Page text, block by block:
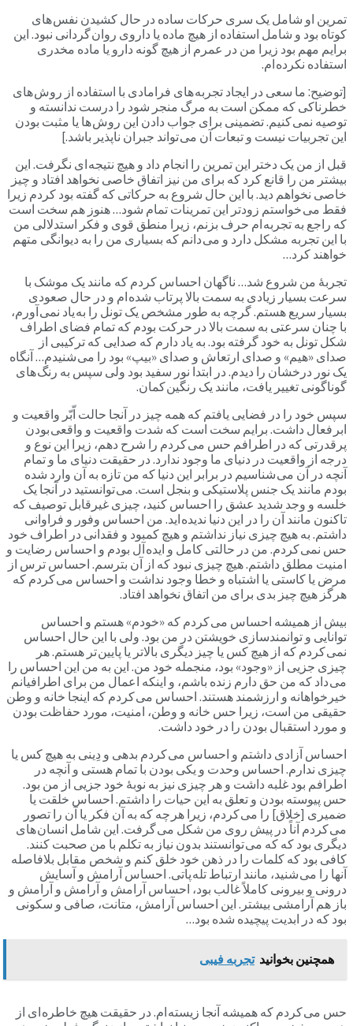
تمرین او شامل یک سری حرکات ساده در حال کشیدن نفس های
کوتاه بود و شامل استفاده از هیچ ماده یا داروی روان گردانی نبود. این
برایم مهم بود زیرا من در عمرم از هیچ گونه دارو یا ماده مخدری
استفاده نکرده ام.
[توضیح: ما سعی در ایجاد تجربه های فرامادی با استفاده از روش های
خطرناکی که ممکن است به مرگ منجر شود را درست ندانسته و
توصیه نمی کنیم. تضمینی برای جواب دادن این روش ها یا مثبت بودن
این تجربیات نیست و تبعات آن می تواند جبران ناپذیر باشد.]
قبل از من یک دختر این تمرین را انجام داد و هیچ نتیجه ای نگرفت. این
بیشتر من را قانع کرد که برای من نیز اتفاق خاصی نخواهد افتاد و چیز
خاصی نخواهم دید. با این حال شروع به حرکاتی که گفته بود کردم زیرا
فقط می خواستم زودتر این تمرینات تمام شود… هنوز هم سخت است
که راجع به تجربه ام حرف بزنم، زیرا منطق قوی و فکر استدلالی من
با این تجربه مشکل دارد و می دانم که بسیاری من را به دیوانگی متهم
خواهند کرد…
تجربۀ من شروع شد… ناگهان احساس کردم که مانند یک موشک با
سرعت بسیار زیادی به سمت بالا پرتاب شده ام و در حال صعودی
بسیار سریع هستم. گرچه به طور مشخص یک تونل را به یاد نمی آورم،
با چنان سرعتی به سمت بالا در حرکت بودم که تمام فضای اطراف
شکل تونل به خود گرفته بود. به یاد دارم که صدایی که ترکیبی از
صدای «هیم» و صدای ارتعاش و صدای «بیپ» بود را می شنیدم… آنگاه
یک نور درخشان را دیدم. در ابتدا نور سفید بود ولی سپس به رنگ های
گوناگونی تغییر یافت، مانند یک رنگین کمان.
سپس خود را در فضایی یافتم که همه چیز در آنجا حالت اّبّر واقعیت و
ابر فعال داشت. برایم سخت است که شدت واقعیت و واقعی بودن
پرقدرتی که در اطرافم حس می کردم را شرح دهم، زیرا این نوع و
درجه از واقعیت در دنیای ما وجود ندارد. در حقیقت دنیای ما و تمام
آنچه در آن می شناسیم در برابر این دنیا که من تازه به آن وارد شده
بودم مانند یک جنس پلاستیکی و بنجل است. می توانستید در آنجا یک
خلسه و وجد شدید عشق را احساس کنید، چیزی غیرقابل توصیف که
تاکنون مانند آن را در این دنیا ندیده اید. من احساس وفور و فراوانی
داشتم. به هیچ چیزی نیاز نداشتم و هیچ کمبود و فقدانی در اطراف خود
حس نمی کردم. من در حالتی کامل و ایده آل بودم و احساس رضایت و
امنیت مطلق داشتم. هیچ چیزی نبود که از آن بترسم. احساس ترس از
مرض یا کاستی یا اشتباه و خطا وجود نداشت و احساس می کردم که
هرگز هیچ چیز بدی برای من اتفاق نخواهد افتاد.
بیش از همیشه احساس می کردم که «خودم» هستم و احساس
توانایی و توانمندسازی خویشتن در من بود. ولی با این حال احساس
نمی کردم که از هیچ کس یا چیز دیگری بالاتر یا پایین تر هستم. هر
چیزی جزیی از «وجود» بود، منجمله خود من. این به من این احساس را
می داد که من حق دارم زنده باشم، و اینکه اعمال من برای اطرافیانم
خیرخواهانه و ارزشمند هستند. احساس می کردم که اینجا خانه و وطن
حقیقی من است، زیرا حس خانه و وطن، امنیت، مورد حفاظت بودن
و مورد استقبال بودن را در خود داشت.
احساس آزادی داشتم و احساس می کردم بدهی و دِینی به هیچ کس یا
چیزی ندارم. احساس وحدت و یکی بودن با تمام هستی و آنچه در
اطرافم بود غلبه داشت و هر چیزی نیز به نوبۀ خود جزیی از من بود.
حس پیوسته بودن و تعلق به این حیات را داشتم. احساس خلقت یا
ضمیری [خلاق] را می کردم، زیرا هر چه که به آن فکر یا آن را تصور
می کردم آناً در پیش روی من شکل می گرفت. این شامل انسان های
دیگری بود که که می توانستند بدون نیاز به تکلم با من صحبت کنند.
کافی بود که کلمات را در ذهن خود خلق کنم و شخص مقابل بلافاصله
آنها را می شنید، مانند ارتباط تله پاتی. احساس آرامش و آسایش
درونی و بیرونی کاملاً غالب بود، احساس آرامش و آرامش و آرامش و
باز هم آرامشی بیشتر. این احساس آرامش، متانت، صافی و سکونی
بود که در ابدیت پیچیده شده بود…
همچنین بخوانید تجربه فیبی
حس می کردم که همیشه آنجا زیسته ام. در حقیقت هیچ خاطره ای از